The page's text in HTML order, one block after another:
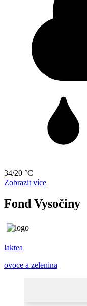
34/20 °C
Zobrazit více
Fond Vysočiny
laktea
ovoce a zelenina